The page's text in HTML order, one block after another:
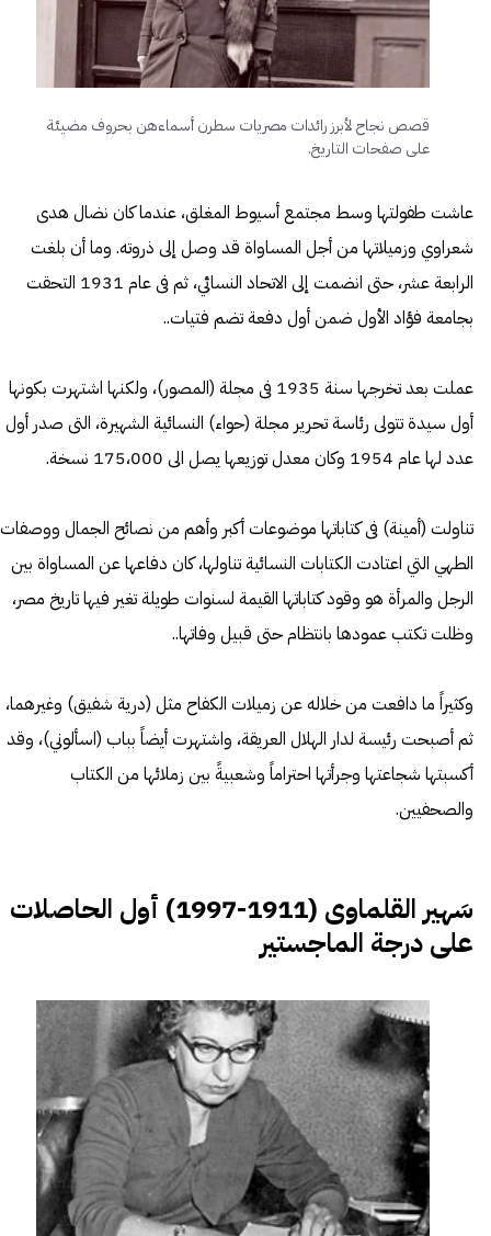
قصص نجاح لأبرز رائدات مصريات سطرن أسماءهن بحروف مضيئة
على صفحات التاريخ.
عاشت طفولتها وسط مجتمع أسيوط المغلق، عندما كان نضال هدى
شعراوي وزميلاتها من أجل المساواة قد وصل إلى ذروته. وما أن بلغت
الرابعة عشر، حتى انضمت إلى الاتحاد النسائي، ثم فى عام 1931 التحقت
بجامعة فؤاد الأول ضمن أول دفعة تضم فتيات..
عملت بعد تخرجها سنة 1935 فى مجلة (المصور)، ولكنها اشتهرت بكونها
أول سيدة تتولى رئاسة تحرير مجلة (حواء) النسائية الشهيرة، التى صدر أول
عدد لها عام 1954 وكان معدل توزيعها يصل الى 175،000 نسخة.
تناولت (أمينة) فى كتاباتها موضوعات أكبر وأهم من نصائح الجمال ووصفات
الطهي التي اعتادت الكتابات النسائية تناولها، كان دفاعها عن المساواة بين
الرجل والمرأة هو وقود كتاباتها القيمة لسنوات طويلة تغير فيها تاريخ مصر،
وظلت تكتب عمودها بانتظام حتى قبيل وفاتها..
وكثيراً ما دافعت من خلاله عن زميلات الكفاح مثل (درية شفيق) وغيرهما،
ثم أصبحت رئيسة لدار الهلال العريقة، واشتهرت أيضاً بباب (اسألوني)، وقد
أكسبتها شجاعتها وجرأتها احتراماً وشعبيةً بين زملائها من الكتاب
والصحفيين.
سَهير القلماوى (1911-1997) أول الحاصلات
على درجة الماجستير